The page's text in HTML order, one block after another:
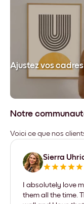
Ajustez vos
Notre
Voici ce que nos
Sierra
I absolutely love
them all the time.